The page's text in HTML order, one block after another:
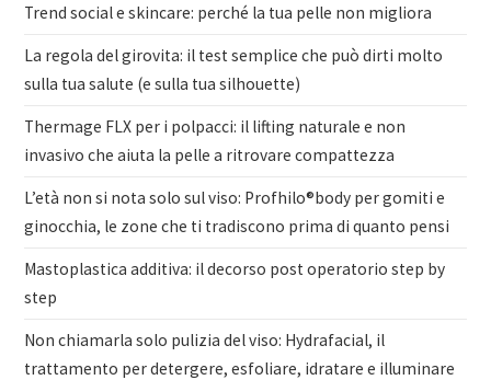
Trend social e skincare: perché la tua pelle non migliora
La regola del girovita: il test semplice che può dirti molto
sulla tua salute (e sulla tua silhouette)
Thermage FLX per i polpacci: il lifting naturale e non
invasivo che aiuta la pelle a ritrovare compattezza
L’età non si nota solo sul viso: Profhilo®body per gomiti e
ginocchia, le zone che ti tradiscono prima di quanto pensi
Mastoplastica additiva: il decorso post operatorio step by
step
Non chiamarla solo pulizia del viso: Hydrafacial, il
trattamento per detergere, esfoliare, idratare e illuminare